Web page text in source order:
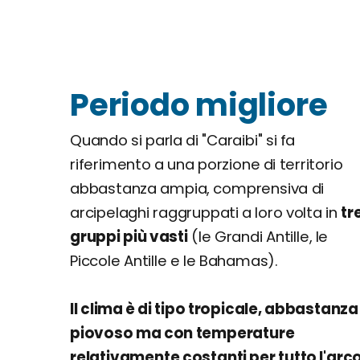
Periodo migliore
Quando si parla di "Caraibi" si fa
riferimento a una porzione di territorio
abbastanza ampia, comprensiva di
arcipelaghi raggruppati a loro volta in
gruppi più vasti(le Grandi Antille, le
Piccole Antille e le Bahamas).
Il clima è di tipo tropicale, abbastanza
piovoso ma con temperature